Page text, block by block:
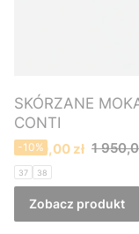
SKÓRZANE
CONTI
Cena promocyjna
1 760,00 zł 1
-10%
37 38
Zobacz produkt